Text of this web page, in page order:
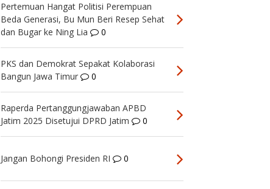
Pertemuan Hangat Politisi Perempuan
Beda Generasi, Bu Mun Beri Resep Sehat
dan Bugar ke Ning Lia
0
PKS dan Demokrat Sepakat Kolaborasi
Bangun Jawa Timur
0
Raperda Pertanggungjawaban APBD
Jatim 2025 Disetujui DPRD Jatim
0
Jangan Bohongi Presiden RI 0